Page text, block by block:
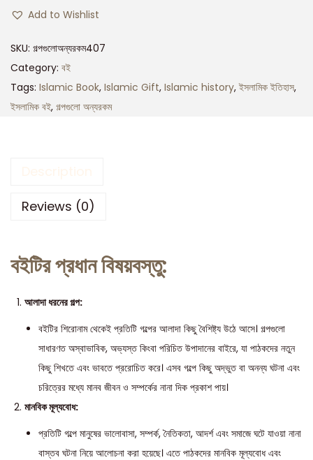
Add to Wishlist
SKU: গল্পগুলোঅন্যরকম407
Category: বই
Tags: Islamic Book, Islamic Gift, Islamic history, ইসলামিক ইতিহাস,
ইসলামিক বই, গল্পগুলো অন্যরকম
Reviews (0)
বইটির প্রধান বিষয়বস্তু:
আলাদা ধরনের গল্প:
বইটির শিরোনাম থেকেই প্রতিটি গল্পের আলাদা কিছু বৈশিষ্ট্য উঠে আসে। গল্পগুলো
সাধারণত অস্বাভাবিক, অভ্যস্ত কিংবা পরিচিত উপাদানের বাইরে, যা পাঠকদের নতুন
কিছু শিখতে এবং ভাবতে প্ররোচিত করে। এসব গল্পে কিছু অদ্ভুত বা অনন্য ঘটনা এবং
চরিত্রের মধ্যে মানব জীবন ও সম্পর্কের নানা দিক প্রকাশ পায়।
মানবিক মূল্যবোধ:
প্রতিটি গল্পে মানুষের ভালোবাসা, সম্পর্ক, নৈতিকতা, আদর্শ এবং সমাজে ঘটে যাওয়া নানা
বাস্তব ঘটনা নিয়ে আলোচনা করা হয়েছে। এতে পাঠকদের মানবিক মূল্যবোধ এবং